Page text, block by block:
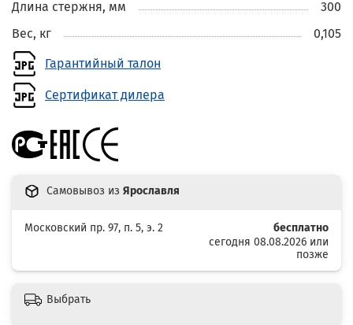
Длина стержня, мм
300
Вес, кг
0,105
Гарантийный талон
Сертификат дилера
Самовывоз из Ярославля
Московский пр. 97, п. 5, э. 2
бесплатно
сегодня 08.08.2026 или
позже
Выбрать